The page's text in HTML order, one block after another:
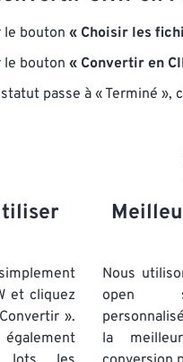
le bouton « Choisir les
le bouton « Convertir en
passe à « Terminé »,
et cliquez
».
Nous
open
la